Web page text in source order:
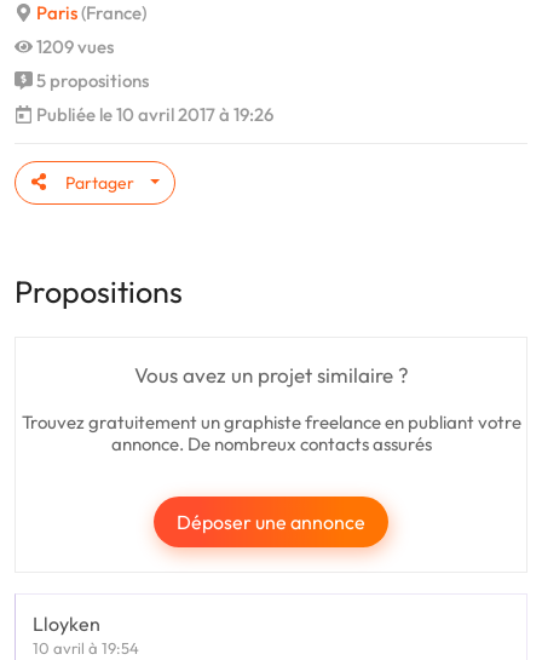
Paris(France)
1209 vues
5 propositions
Publiée le 10 avril 2017 à 19:26
Partager
Propositions
Vous avez un projet similaire ?
Trouvez gratuitement un graphiste freelance en publiant votre
annonce. De nombreux contacts assurés
Déposer une annonce
Lloyken
10 avril à 19:54